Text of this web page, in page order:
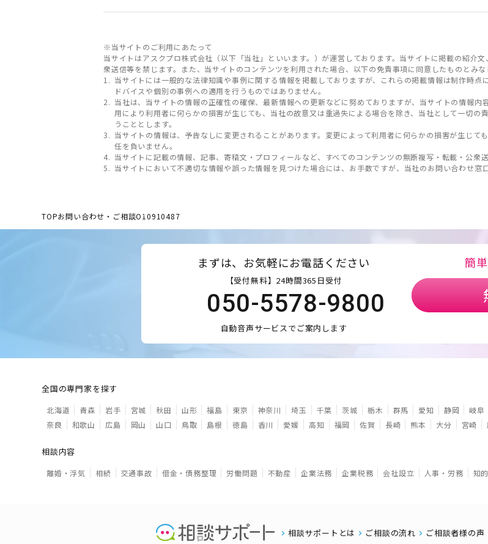
※当サイトのご利用にあたって
当サイトはアスクプロ株式会社（以下「当社」といいます。）が運営しております。当サイトに掲載の紹介
衆送信等を禁じます。また、当サイトのコンテンツを利用された場合、以下の免責事項に同意したものとみな
当サイトには一般的な法律知識や事例に関する情報を掲載しておりますが、これらの掲載情報は制作時
ドバイスや個別の事例への適用を行うものではありません。
当社は、当サイトの情報の正確性の確保、最新情報への更新などに努めておりますが、当サイトの情報
用により利用者に何らかの損害が生じても、当社の故意又は重過失による場合を除き、当社として一切
うこととします。
当サイトの情報は、予告なしに変更されることがあります。変更によって利用者に何らかの損害が生じて
任を負いません。
当サイトに記載の情報、記事、寄稿文・プロフィールなど、すべてのコンテンツの無断複写・転載・公衆送
当サイトにおいて不適切な情報や誤った情報を見つけた場合には、お手数ですが、当社のお問い合わせ窓
TOPお問い合わせ・ご相談O10910487
まずは、お気軽にお電話ください
【受付無料】24時間365日受付
050-5578-9800
自動音声サービスでご案内します
簡
全国の専門家を探す
北海道 青森 岩手 宮城 秋田 山形 福島 東京 神奈川 埼玉 千葉 茨城 栃木 群馬 愛知 静岡 岐阜
奈良
和歌山 広島 岡山 山口 鳥取 島根 徳島 香川 愛媛 高知 福岡 佐賀 長崎 熊本 大分 宮崎
相談内容
離婚・浮気 相続 交通事故 借金・債務整理 労働問題 不動産 企業法務 企業税務 会社設立 人事・労務 知
相談サポートとは ご相談の流れ ご相談者様の声